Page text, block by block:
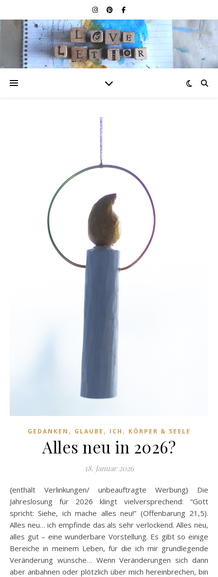
GEDANKEN , GLAUBE , ICH , KÖRPER & SEELE
Alles neu in 2026?
18. Januar 2026
{enthält Verlinkungen/ unbeauftragte Werbung} Die
Jahreslosung für 2026 klingt vielversprechend: “Gott
spricht: Siehe, ich mache alles neu!” (Offenbarung 21,5).
Alles neu… ich empfinde das als sehr verlockend. Alles neu,
alles gut – eine wunderbare Vorstellung. Es gibt so einige
Bereiche in meinem Leben, für die ich mir grundlegende
Veränderung wünsche… Wenn Veränderungen sich dann
aber anbahnen oder plötzlich über mich hereinbrechen, bin